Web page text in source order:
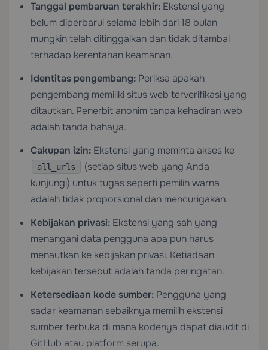
Tanggal pembaruan terakhir: Ekstensi yang
belum diperbarui selama lebih dari 18 bulan
mungkin telah ditinggalkan dan tidak ditambal
terhadap kerentanan keamanan.
Identitas pengembang: Periksa apakah
pengembang memiliki situs web terverifikasi yang
ditautkan. Penerbit anonim tanpa kehadiran web
adalah tanda bahaya.
Cakupan izin: Ekstensi yang meminta akses ke
all_urls
(setiap situs web yang Anda
kunjungi) untuk tugas seperti pemilih warna
adalah tidak proporsional dan mencurigakan.
Kebijakan privasi: Ekstensi yang sah yang
menangani data pengguna apa pun harus
menautkan ke kebijakan privasi. Ketiadaan
kebijakan tersebut adalah tanda peringatan.
Ketersediaan kode sumber: Pengguna yang
sadar keamanan sebaiknya memilih ekstensi
sumber terbuka di mana kodenya dapat diaudit di
GitHub atau platform serupa.